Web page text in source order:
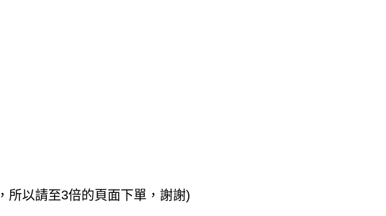
所以請至3倍的頁面下單，謝謝)